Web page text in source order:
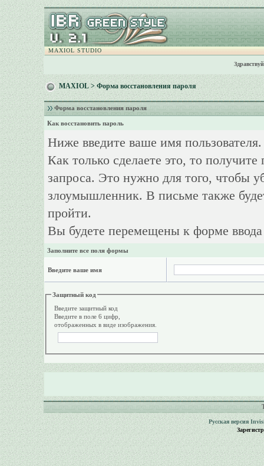
MAXIOL STUDIO
MAXIOL> Форма восстановления пароля
Форма восстановления пароля
Как восстановить пароль
Ниже введите ваше имя
Как только сделаете это, то
запроса. Это нужно для того, чтобы
злоумышленник. В письме также
пройти.
Вы будете перемещены к форме
Заполните все поля формы
Введите ваше имя
Защитный код
Введите защитный код
Введите в поле 6 цифр,
отображенных в виде изображения.
Русская версия